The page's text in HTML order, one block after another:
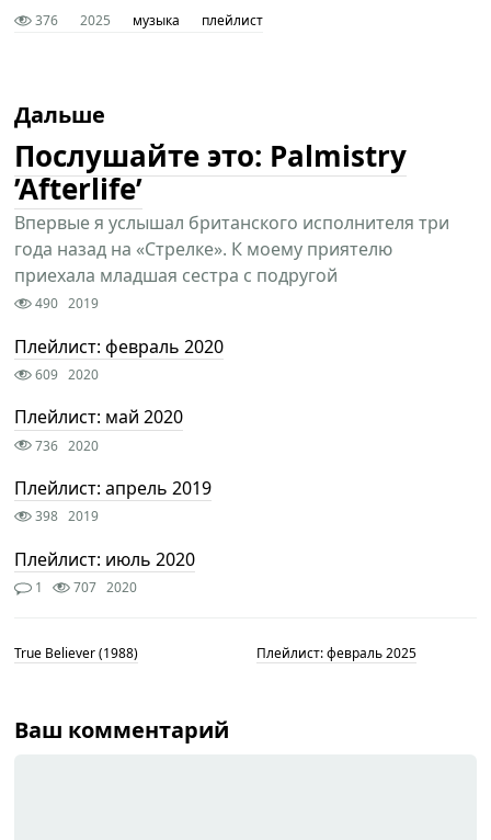
376 2025 музыка плейлист
Дальше
Послушайте это: Palmistry
’Afterlife’
Впервые я услышал британского исполнителя три
года назад на «Стрелке». К моему приятелю
приехала младшая сестра с подругой
490 2019
Плейлист: февраль 2020
609 2020
Плейлист: май 2020
736 2020
Плейлист: апрель 2019
398 2019
Плейлист: июль 2020
1 707 2020
True Believer (1988) Плейлист: февраль 2025
Ваш комментарий